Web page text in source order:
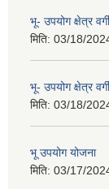
भू- उपयोग क्षेत्र
मिति: 03/18/
भू- उपयोग क्षेत्र
मिति: 03/18/
भू उपयोग योजना
मिति: 03/17/